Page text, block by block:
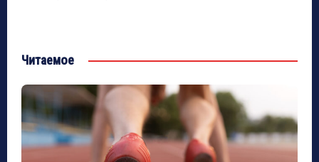
Читаемое